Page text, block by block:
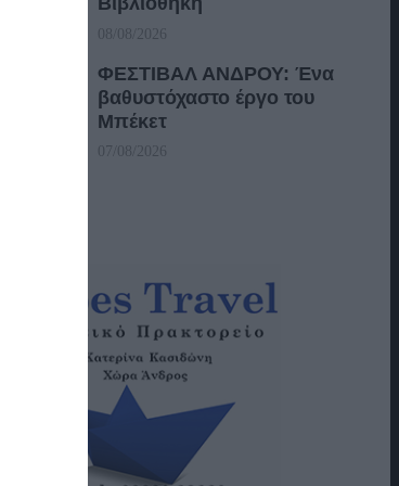
08/08/2026
ΦΕΣΤΙΒΑΛ ΑΝΔΡΟΥ: Ένα
βαθυστόχαστο έργο του
Μπέκετ
07/08/2026